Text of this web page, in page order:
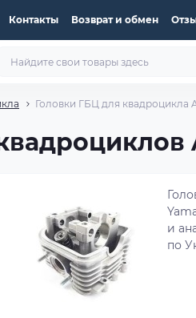
Контакты Возврат и обмен
Головки ГБЦ для квадроцикла
и
по